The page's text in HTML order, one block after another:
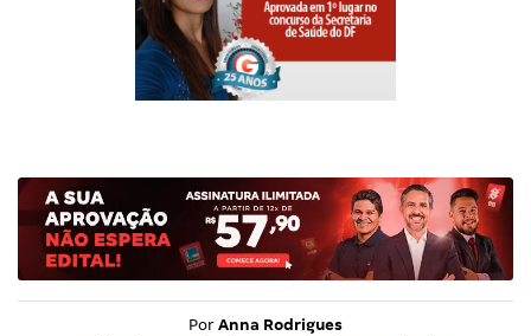
Por Anna Rodrigues